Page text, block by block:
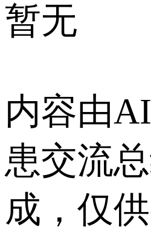
暂无
内容由
患交流
成，仅